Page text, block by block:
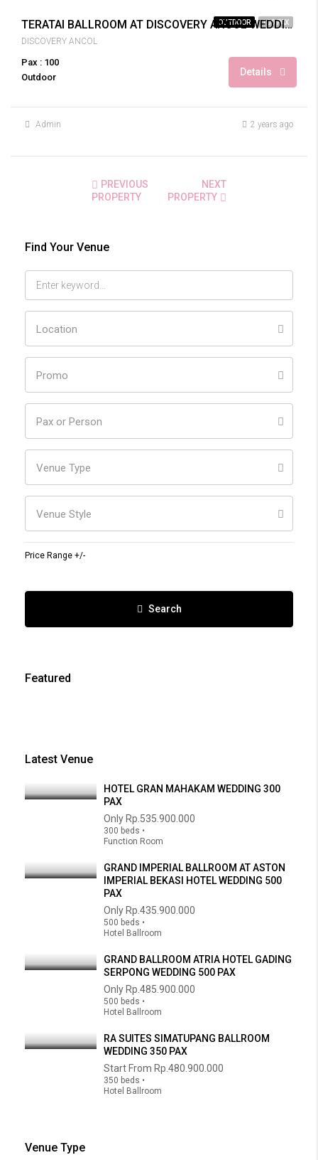
OUTDOOR 100 PAXTERATAI BALLROOM AT DISCOVERY ANCOL WEDDING 100 PAX
DISCOVERY ANCOL
Pax : 100
Outdoor
Details
Admin 2 years ago
PREVIOUS
PROPERTY
NEXT
PROPERTY
Find Your Venue
Location
Promo
Pax or Person
Venue Type
Venue Style
Price Range +/-
Search
Featured
Latest Venue
HOTEL GRAN MAHAKAM WEDDING 300
PAX
Only Rp.535.900.000
300 beds •
Function Room
GRAND IMPERIAL BALLROOM AT ASTON
IMPERIAL BEKASI HOTEL WEDDING 500
PAX
Only Rp.435.900.000
500 beds •
Hotel Ballroom
GRAND BALLROOM ATRIA HOTEL GADING
SERPONG WEDDING 500 PAX
Only Rp.485.900.000
500 beds •
Hotel Ballroom
RA SUITES SIMATUPANG BALLROOM
WEDDING 350 PAX
Start From Rp.480.900.000
350 beds •
Hotel Ballroom
Venue Type